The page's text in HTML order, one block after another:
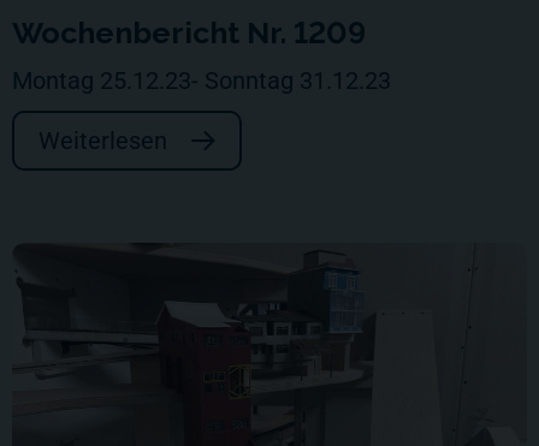
Wochenbericht Nr. 1209
Montag 25.12.23- Sonntag 31.12.23
Weiterlesen